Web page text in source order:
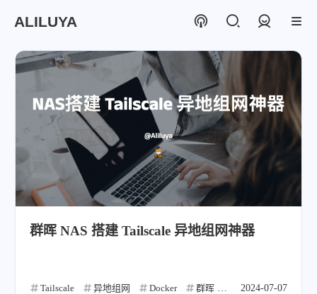
ALILUYA
登录
群晖 NAS 搭建 Tailscale 异地组网神器
Tailscale 异地组网 Docker 群晖 NAS 远程
2024-07-07